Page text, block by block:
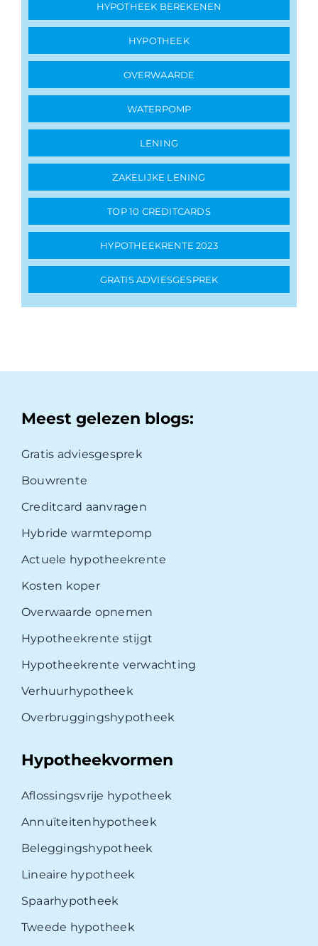
HYPOTHEEK BEREKENEN
HYPOTHEEK
OVERWAARDE
WATERPOMP
LENING
ZAKELIJKE LENING
TOP 10 CREDITCARDS
HYPOTHEEKRENTE 2023
GRATIS ADVIESGESPREK
Meest gelezen blogs:
Gratis adviesgesprek
Bouwrente
Creditcard aanvragen
Hybride warmtepomp
Actuele hypotheekrente
Kosten koper
Overwaarde opnemen
Hypotheekrente stijgt
Hypotheekrente verwachting
Verhuurhypotheek
Overbruggingshypotheek
Hypotheekvormen
Aflossingsvrije hypotheek
Annuïteitenhypotheek
Beleggingshypotheek
Lineaire hypotheek
Spaarhypotheek
Tweede hypotheek